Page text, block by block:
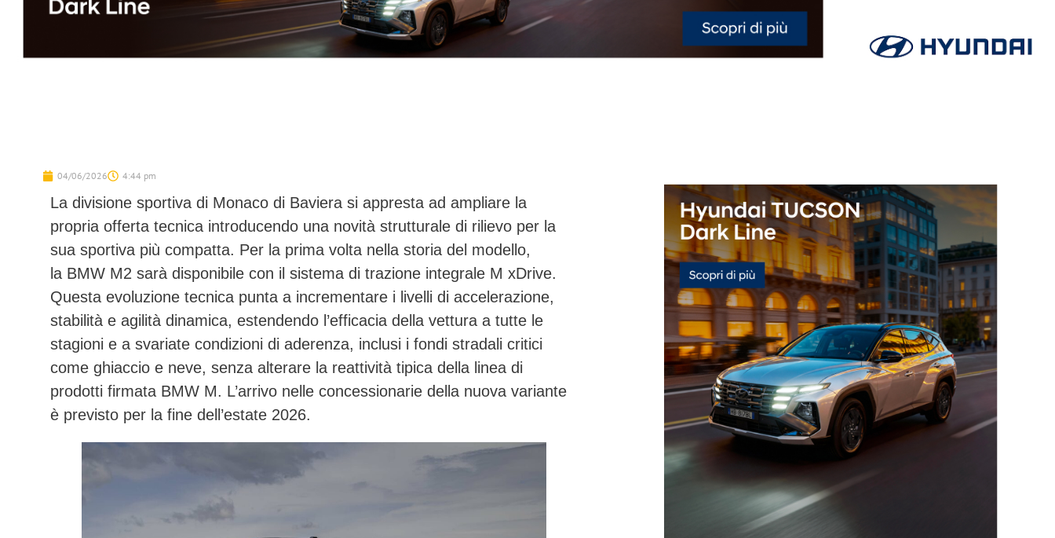
04/06/2026 4:44 pm
La divisione sportiva di Monaco di Baviera si appresta ad ampliare la
propria offerta tecnica introducendo una novità strutturale di rilievo per la
sua sportiva più compatta. Per la prima volta nella storia del modello,
la BMW M2 sarà disponibile con il sistema di trazione integrale M xDrive.
Questa evoluzione tecnica punta a incrementare i livelli di accelerazione,
stabilità e agilità dinamica, estendendo l’efficacia della vettura a tutte le
stagioni e a svariate condizioni di aderenza, inclusi i fondi stradali critici
come ghiaccio e neve, senza alterare la reattività tipica della linea di
prodotti firmata BMW M. L’arrivo nelle concessionarie della nuova variante
è previsto per la fine dell’estate 2026.